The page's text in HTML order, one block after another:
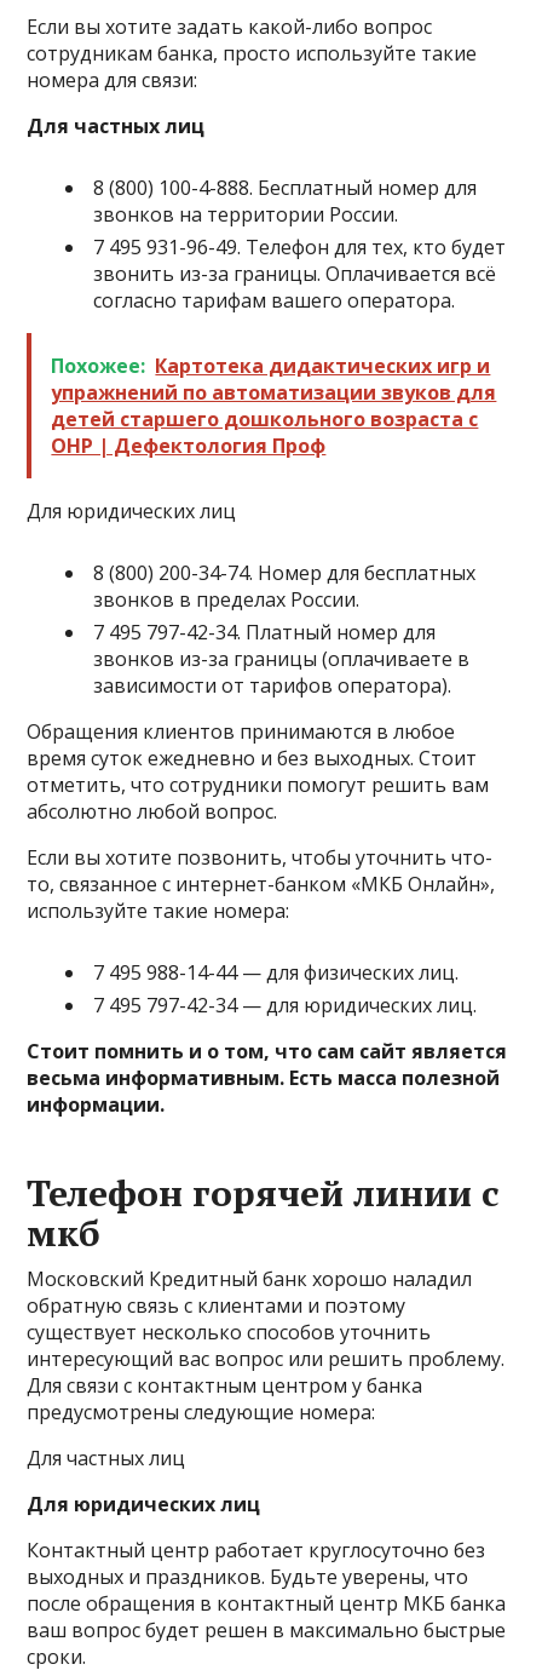
Если вы хотите задать какой-либо вопрос
сотрудникам банка, просто используйте такие
номера для связи:
Для частных лиц
8 (800) 100-4-888. Бесплатный номер для
звонков на территории России.
7 495 931-96-49. Телефон для тех, кто будет
звонить из-за границы. Оплачивается всё
согласно тарифам вашего оператора.
Похожее: Картотека дидактических игр и
упражнений по автоматизации звуков для
детей старшего дошкольного возраста с
ОНР | Дефектология Проф
Для юридических лиц
8 (800) 200-34-74. Номер для бесплатных
звонков в пределах России.
7 495 797-42-34. Платный номер для
звонков из-за границы (оплачиваете в
зависимости от тарифов оператора).
Обращения клиентов принимаются в любое
время суток ежедневно и без выходных. Стоит
отметить, что сотрудники помогут решить вам
абсолютно любой вопрос.
Если вы хотите позвонить, чтобы уточнить что-
то, связанное с интернет-банком «МКБ Онлайн»,
используйте такие номера:
7 495 988-14-44 — для физических лиц.
7 495 797-42-34 — для юридических лиц.
Стоит помнить и о том, что сам сайт является
весьма информативным. Есть масса полезной
информации.
Телефон горячей линии с
мкб
Московский Кредитный банк хорошо наладил
обратную связь с клиентами и поэтому
существует несколько способов уточнить
интересующий вас вопрос или решить проблему.
Для связи с контактным центром у банка
предусмотрены следующие номера:
Для частных лиц
Для юридических лиц
Контактный центр работает круглосуточно без
выходных и праздников. Будьте уверены, что
после обращения в контактный центр МКБ банка
ваш вопрос будет решен в максимально быстрые
сроки.